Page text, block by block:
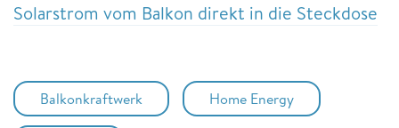
Solarstrom vom Balkon direkt in die Steckdose
Balkonkraftwerk Home Energy